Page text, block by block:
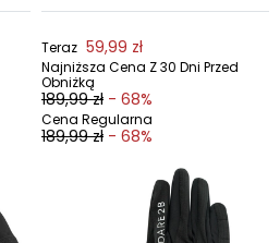
Teraz 59,99 zł
Najniższa Cena Z 30 Dni Przed
Obniżką
189,99 zł - 68%
Cena Regularna
189,99 zł - 68%